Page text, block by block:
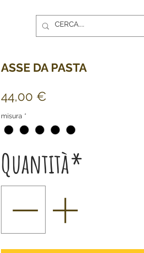
ASSE DA PASTA
44,00 €
misura *
Quantità*